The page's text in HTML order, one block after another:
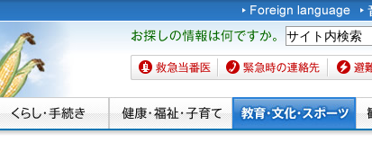
お探しの情報は何です
か。
救急当番医 緊急時の連絡先 避難場